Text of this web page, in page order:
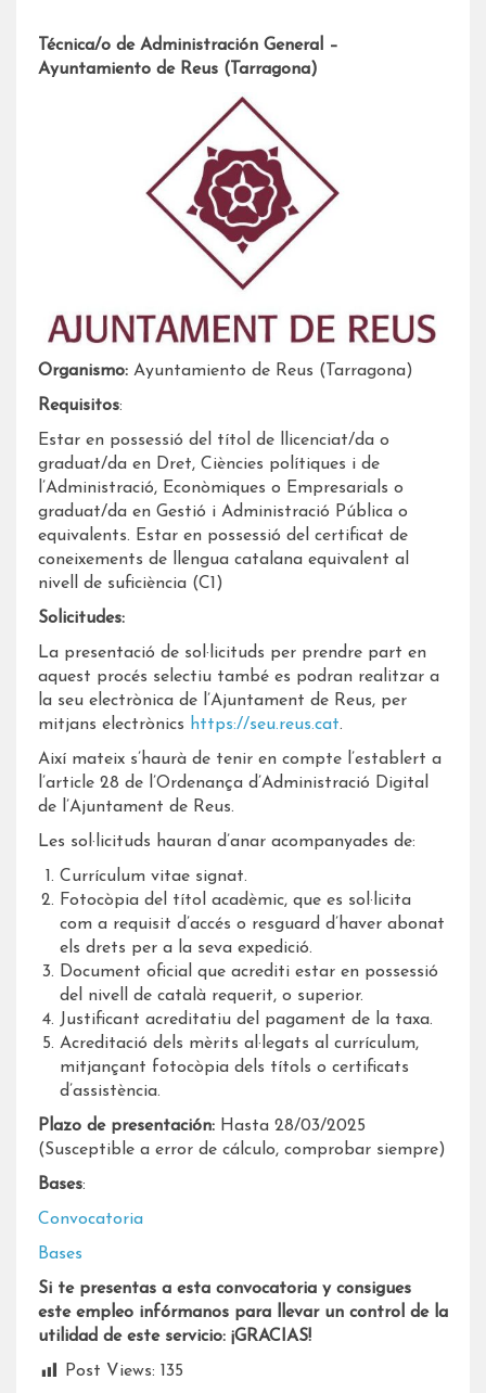
Técnica/o de Administración General –
Ayuntamiento de Reus (Tarragona)
Organismo: Ayuntamiento de Reus (Tarragona)
Requisitos:
Estar en possessió del títol de llicenciat/da o
graduat/da en Dret, Ciències polítiques i de
l’Administració, Econòmiques o Empresarials o
graduat/da en Gestió i Administració Pública o
equivalents. Estar en possessió del certificat de
coneixements de llengua catalana equivalent al
nivell de suficiència (C1)
Solicitudes:
La presentació de sol·licituds per prendre part en
aquest procés selectiu també es podran realitzar a
la seu electrònica de l’Ajuntament de Reus, per
mitjans electrònics https://seu.reus.cat.
Així mateix s’haurà de tenir en compte l’establert a
l’article 28 de l’Ordenança d’Administració Digital
de l’Ajuntament de Reus.
Les sol·licituds hauran d’anar acompanyades de:
Currículum vitae signat.
Fotocòpia del títol acadèmic, que es sol·licita
com a requisit d’accés o resguard d’haver abonat
els drets per a la seva expedició.
Document oficial que acrediti estar en possessió
del nivell de català requerit, o superior.
Justificant acreditatiu del pagament de la taxa.
Acreditació dels mèrits al·legats al currículum,
mitjançant fotocòpia dels títols o certificats
d’assistència.
Plazo de presentación: Hasta 28/03/2025
(Susceptible a error de cálculo, comprobar siempre)
Bases:
Convocatoria
Bases
Si te presentas a esta convocatoria y consigues
este empleo infórmanos para llevar un control de la
utilidad de este servicio: ¡GRACIAS!
Post Views: 135